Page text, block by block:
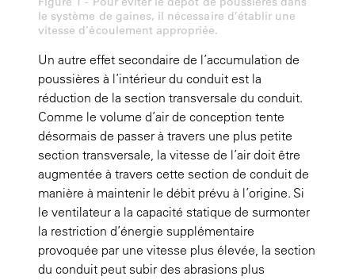
le système de gaines, il nécessaire d’établir une
vitesse d’écoulement appropriée.
Un autre effet secondaire de l’accumulation de
poussières à l’intérieur du conduit est la
réduction de la section transversale du conduit.
Comme le volume d’air de conception tente
désormais de passer à travers une plus petite
section transversale, la vitesse de l’air doit être
augmentée à travers cette section de conduit de
manière à maintenir le débit prévu à l’origine. Si
le ventilateur a la capacité statique de surmonter
la restriction d’énergie supplémentaire
provoquée par une vitesse plus élevée, la section
du conduit peut subir des abrasions plus